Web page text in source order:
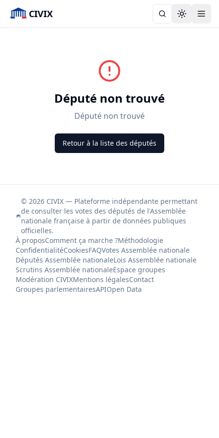
CIVIX Toggle
Député non trouvé
Député non trouvé
Retour à la liste des députés
© 2026 CIVIX — Plateforme indépendante permettant
de consulter les votes des députés de l'Assemblée
nationale française à partir de données publiques
officielles.
À proposComment ça marche ?Méthodologie
ConfidentialitéCookiesFAQVotes Assemblée nationale
Députés Assemblée nationaleLois Assemblée nationale
Scrutins Assemblée nationaleEspace groupes
Modération CIVIXMentions légalesContact
Groupes parlementairesAPIOpen Data